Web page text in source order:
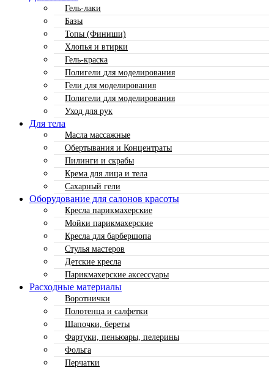
Гель-лаки
Базы
Топы (Финиши)
Хлопья и втирки
Гель-краска
Полигели для моделирования
Гели для моделирования
Полигели для моделирования
Уход для рук
Для тела
Масла массажные
Обертывания и Концентраты
Пилинги и скрабы
Крема для лица и тела
Сахарный гели
Оборудование для салонов красоты
Кресла парикмахерские
Мойки парикмахерские
Кресла для барбершопа
Стулья мастеров
Детские кресла
Парикмахерские аксессуары
Расходные материалы
Воротнички
Полотенца и салфетки
Шапочки, береты
Фартуки, пеньюары, пелерины
Фольга
Перчатки